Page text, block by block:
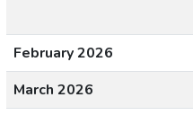
February 2026
March 2026